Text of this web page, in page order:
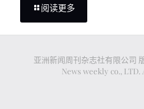
阅读更多
亚洲新闻周刊杂志社有限公司
News weekly co.,